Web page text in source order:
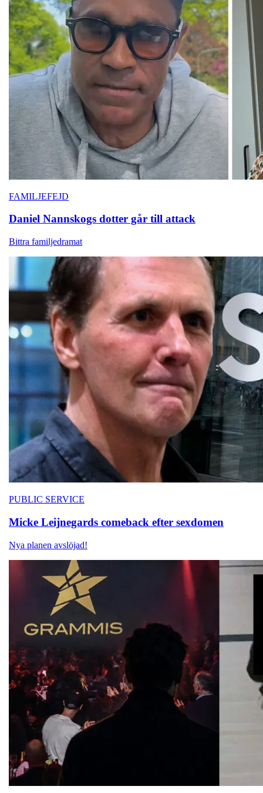
FAMILJEFEJD
Daniel Nannskogs dotter går till attack
Bittra familjedramat
PUBLIC SERVICE
Micke Leijnegards comeback efter sexdomen
Nya planen avslöjad!